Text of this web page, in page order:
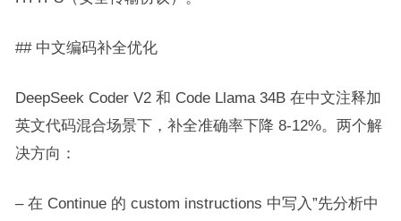
## 中文编码补全优化
DeepSeek Coder V2 和 Code Llama 34B 在中文注释加
英文代码混合场景下，补全准确率下降 8-12%。两个解
决方向：
– 在 Continue 的 custom instructions 中写入”先分析中